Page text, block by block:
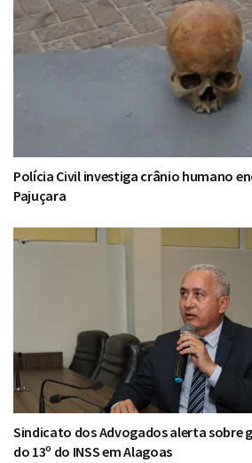
Polícia Civil investiga crânio humano
Pajuçara
Sindicato dos Advogados alerta sobre
do 13º do INSS em Alagoas